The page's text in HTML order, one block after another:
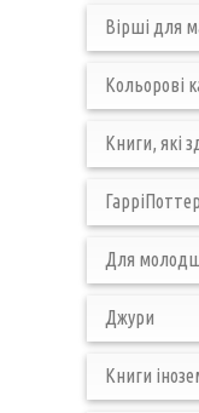
Вірші для
Кольорові
Книги, які
Для
Джури
Книги